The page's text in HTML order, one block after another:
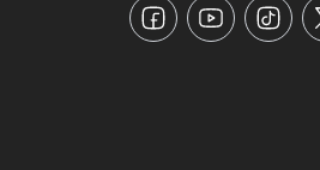
TikTok
YouTube
Facebook